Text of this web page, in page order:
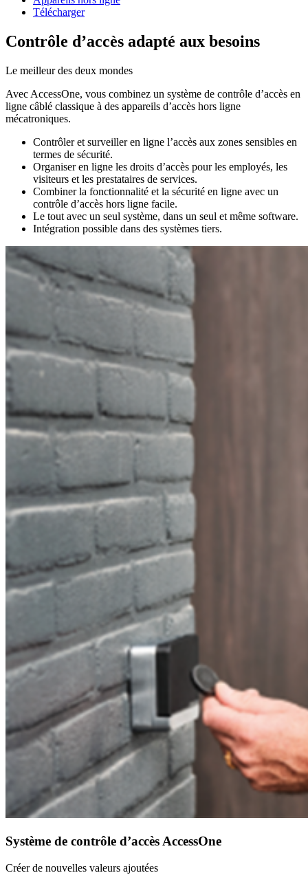
Télécharger
Contrôle d’accès adapté aux besoins
Le meilleur des deux mondes
Avec AccessOne, vous combinez un système de contrôle d’accès en
ligne câblé classique à des appareils d’accès hors ligne
mécatroniques.
Contrôler et surveiller en ligne l’accès aux zones sensibles en
termes de sécurité.
Organiser en ligne les droits d’accès pour les employés, les
visiteurs et les prestataires de services.
Combiner la fonctionnalité et la sécurité en ligne avec un
contrôle d’accès hors ligne facile.
Le tout avec un seul système, dans un seul et même software.
Intégration possible dans des systèmes tiers.
Système de contrôle d’accès AccessOne
Créer de nouvelles valeurs ajoutées